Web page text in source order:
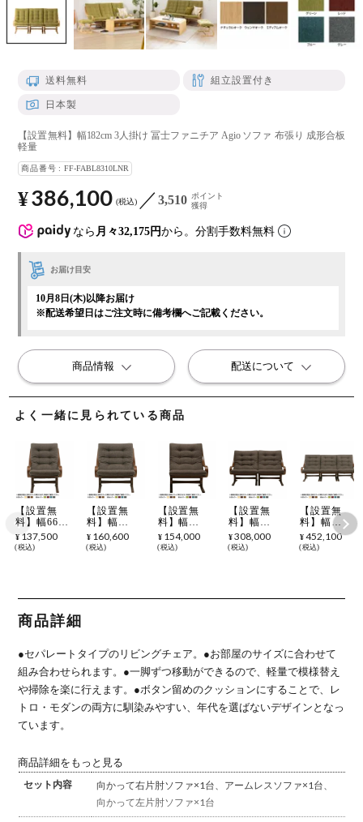
よく一緒に見られている商品
【設置無
料】幅66cm
1人掛け 冨
士ファニチ
¥ 137,500
税込
【設置無
料】幅
79.5cm 1人
掛け 冨士フ
成型合板 軽
¥ 160,600
税込
【設置無
料】幅
75.5cm 1人
掛け 冨士フ
布張り 成形
ットソファ
¥ 154,000
税込
【設置無
料】幅
151cm 2人
掛け 冨士フ
軽量
¥ 308,000
税込
【設置無
料】幅
222.5cm 3人
掛け 冨士フ
軽量
¥452,100
税込
商品詳細
●セパレートタイプのリビングチェア。 ●お部屋のサイズに合わせて
組み合わせられます。 ●一脚ずつ移動ができるので、軽量で模様替え
や掃除を楽に行えます。 ●ボタン留めのクッションにすることで、レ
トロ・モダンの両方に馴染みやすい、年代を選ばないデザインとなっ
ています。
商品詳細をもっと見る
セット内容
向かって右片肘ソファ×1台、アームレスソファ×1台、
向かって左片肘ソファ×1台
送料無料 組立設置付き
日本製
【設置無料】幅182cm 3人掛け 冨士ファニチア Agio ソファ 布張り 成形合板
軽量
商品番号 FF-FABL8310LNR
なら 月々32,175円から。分割手数料無料
¥386,100 税込 3,510 ポイント
獲得
お届け目安
10月8日(木)以降お届け
※配送希望日はご注文時に備考欄へご記載ください。
商品情報 配送について